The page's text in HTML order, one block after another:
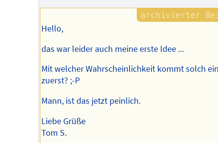
Autors
Hello,
das war leider auch meine erste Idee ...
Mit welcher Wahrscheinlichkeit kommt solch
zuerst? ;-P
Mann, ist das jetzt peinlich.
Liebe Grüße
Tom S.